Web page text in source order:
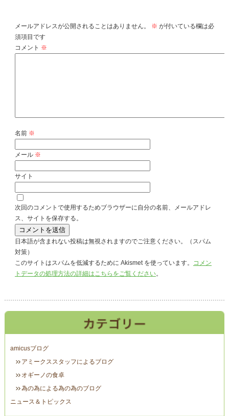
メールアドレスが公開されることはありません。 ※ が付いている欄は必
須項目です
コメント ※
名前 ※
メール ※
サイト
次回のコメントで使用するためブラウザーに自分の名前、メールアドレ
ス、サイトを保存する。
日本語が含まれない投稿は無視されますのでご注意ください。（スパム
対策）
このサイトはスパムを低減するために Akismet を使っています。 コメン
トデータの処理方法の詳細はこちらをご覧ください。
amicusブログ
アミークススタッフによるブログ
オギーノの食卓
為の為による為の為のブログ
ニュース＆トピックス